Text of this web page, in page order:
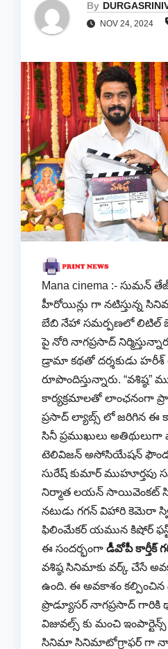
By
NOV 24, 2024
Mana cinema :- సుమన్
హీరోయిన్లు గా నటిస్తున్న
బేబి నేహా సమర్పణలో లిటిల్
పై నోరి నాగప్రసాద్
డ్రామా కథతో దర్శకుడు
రూపొందిస్తున్నారు.
కార్యక్రమాలతో లాంఛనంగా
ప్రసాద్ ల్యాబ్స్ లో జరిగిన ఈ
సినీ ప్రముఖులు అతిథులుగా
టెలివిజన్ అసోసియేషన్
సురేష్ కుమార్ ముహూర్తపు
నిర్మాత లయన్ సాయివెంకట్
నటుడు గగన్ విహారి కెమెరా
ఫిలింమేకర్ యమున కిషోర్ ఫస్ట్
ఈ సందర్భంగా డీవోపీ కార్తీక్
వశిష్ఠ సినిమాకు వర్క్ చేసే
ఉంది. ఈ అవకాశం కల్పించిన
ప్రొడ్యూసర్ నాగప్రసాద్ గారికి
విజువల్స్ కు మంచి ఇంపార్టెన్స్
సినిమా సినిమాటోగ్రాఫర్ గా నాకు